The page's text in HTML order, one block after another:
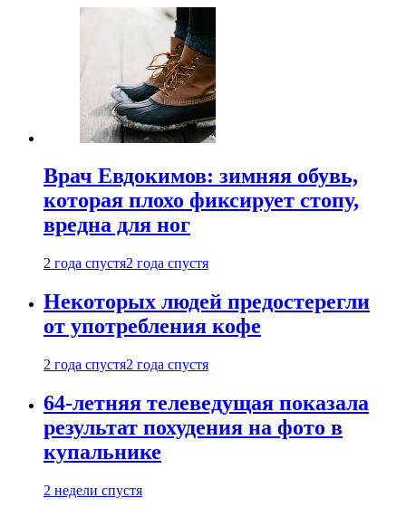
Врач Евдокимов: зимняя обувь,
которая плохо фиксирует стопу,
вредна для ног
2 года спустя2 года спустя
Некоторых людей предостерегли
от употребления кофе
2 года спустя2 года спустя
64-летняя телеведущая показала
результат похудения на фото в
купальнике
2 недели спустя